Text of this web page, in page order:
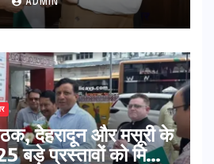
चर्चा
ADMIN
बैठक, देहरादून और मसूरी के
बड़े प्रस्तावों को मिली